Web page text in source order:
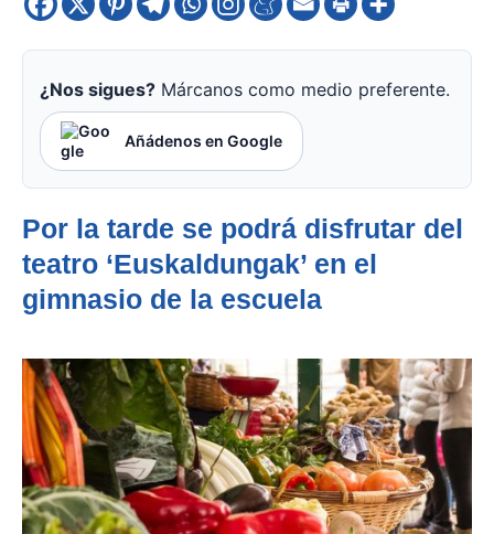
¿Nos sigues? Márcanos como medio preferente.
Añádenos en Google
Por la tarde se podrá disfrutar del
teatro ‘Euskaldungak’ en el
gimnasio de la escuela